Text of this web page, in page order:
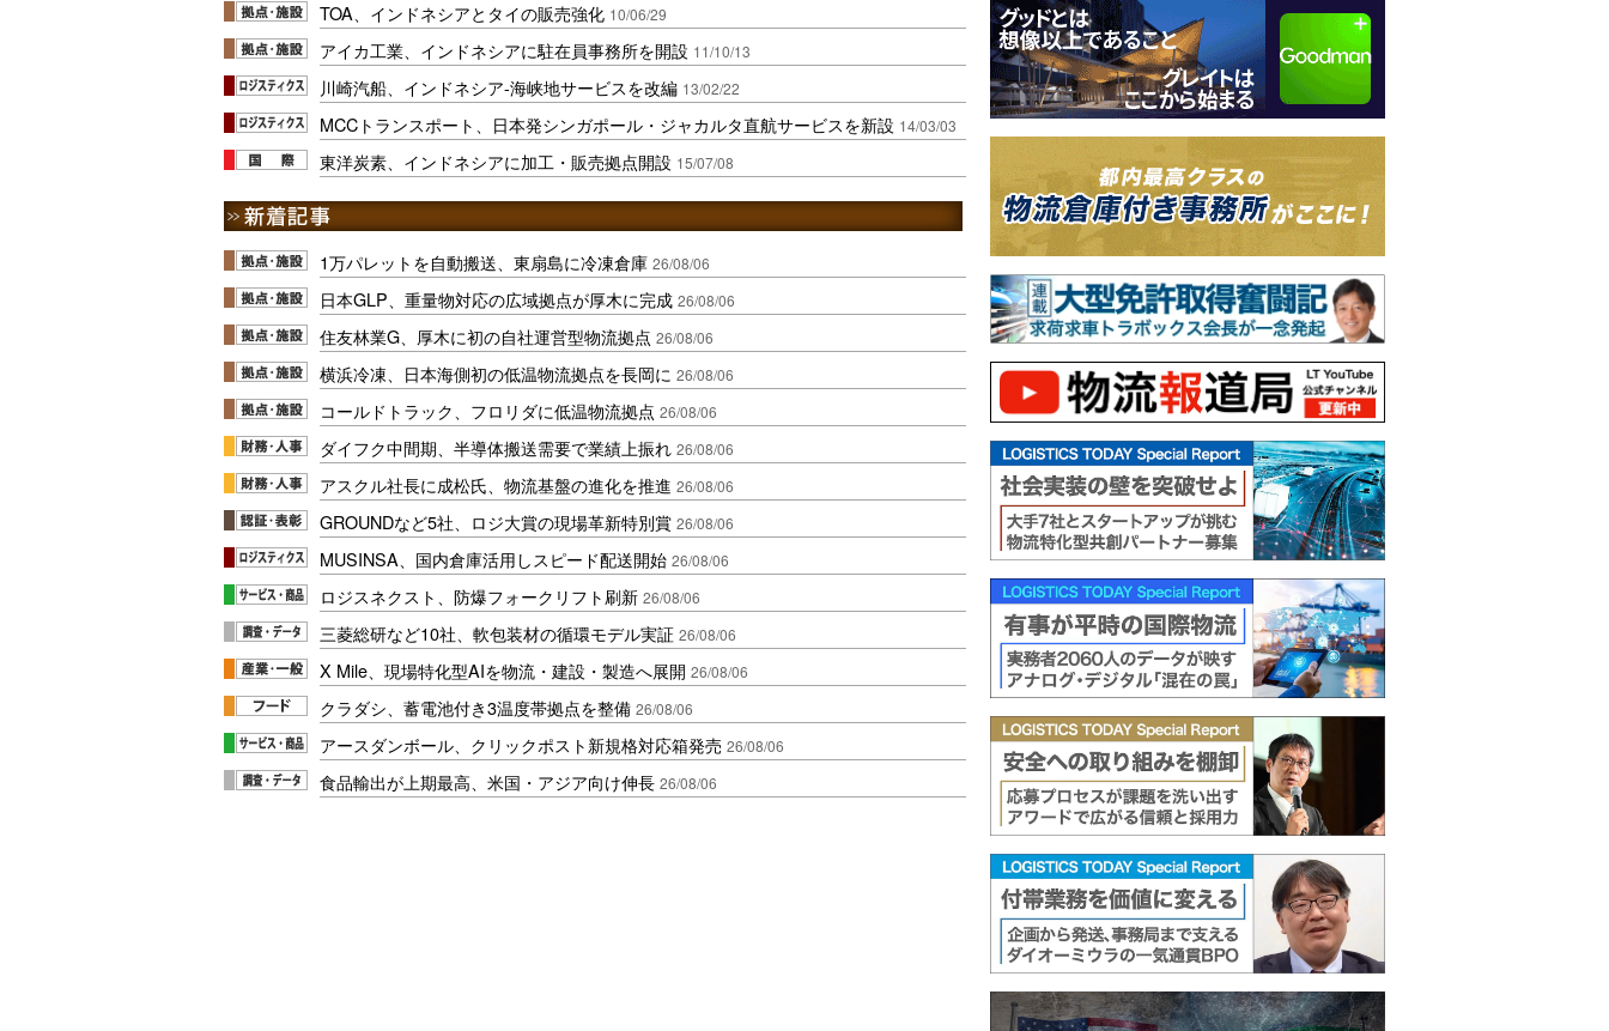
TOA、インドネシアとタイの販売強化 10/06/29
アイカ工業、インドネシアに駐在員事務所を開設 11/10/13
川崎汽船、インドネシア-海峡地サービスを改編 13/02/22
MCCトランスポート、日本発シンガポール・ジャカルタ直航サービスを新設 14/03/03
東洋炭素、インドネシアに加工・販売拠点開設 15/07/08
1万パレットを自動搬送、東扇島に冷凍倉庫 26/08/06
日本GLP、重量物対応の広域拠点が厚木に完成 26/08/06
住友林業G、厚木に初の自社運営型物流拠点 26/08/06
横浜冷凍、日本海側初の低温物流拠点を長岡に 26/08/06
コールドトラック、フロリダに低温物流拠点 26/08/06
ダイフク中間期、半導体搬送需要で業績上振れ 26/08/06
アスクル社長に成松氏、物流基盤の進化を推進 26/08/06
GROUNDなど5社、ロジ大賞の現場革新特別賞 26/08/06
MUSINSA、国内倉庫活用しスピード配送開始 26/08/06
ロジスネクスト、防爆フォークリフト刷新 26/08/06
三菱総研など10社、軟包装材の循環モデル実証 26/08/06
X Mile、現場特化型AIを物流・建設・製造へ展開 26/08/06
クラダシ、蓄電池付き3温度帯拠点を整備 26/08/06
アースダンボール、クリックポスト新規格対応箱発売 26/08/06
食品輸出が上期最高、米国・アジア向け伸長 26/08/06